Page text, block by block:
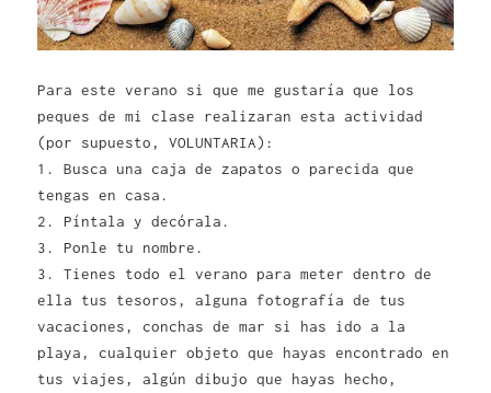
Para este verano si que me gustaría que los
peques de mi clase realizaran esta actividad
(por supuesto, VOLUNTARIA):
1. Busca una caja de zapatos o parecida que
tengas en casa.
2. Píntala y decórala.
3. Ponle tu nombre.
3. Tienes todo el verano para meter dentro de
ella tus tesoros, alguna fotografía de tus
vacaciones, conchas de mar si has ido a la
playa, cualquier objeto que hayas encontrado en
tus viajes, algún dibujo que hayas hecho,